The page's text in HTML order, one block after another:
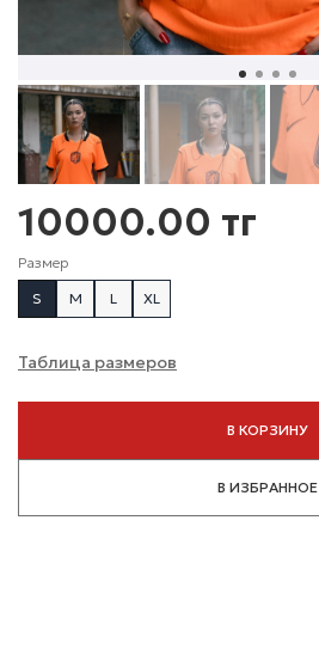
Размер
S
M L XL
Таблица размеров
10000.00 тг
В КОРЗИНУ
В ИЗБРАННОЕ